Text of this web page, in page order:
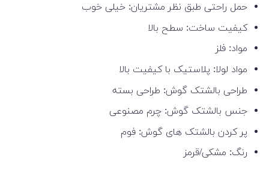
حمل راحتی طبق نظر مشتریان: خیلی خوب
کیفیت ساخت: سطح بالا
مواد: فلز
مواد لولا: پلاستیک با کیفیت بالا
طراحی بالشتک گوش: طراحی بسته
جنس بالشتک گوش: چرم مصنوعی
پر کردن بالشتک های گوش: فوم
رنگ: مشکی/قرمز